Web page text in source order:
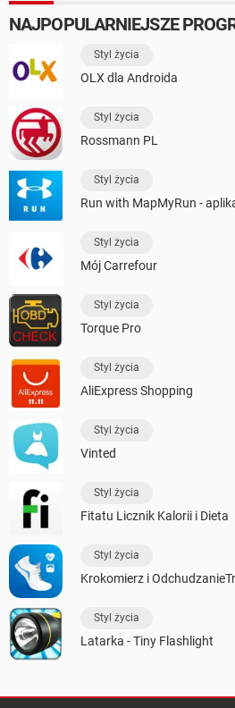
NAJPOPULARNIEJSZE
Styl życia
OLX dla Androida
Styl życia
Rossmann PL
Styl życia
Run with MapMyRun -
Styl życia
Mój Carrefour
Styl życia
Torque Pro
Styl życia
AliExpress Shopping
Styl życia
Vinted
Styl życia
Fitatu Licznik Kalorii i Dieta
Styl życia
Krokomierz i
Styl życia
Latarka - Tiny Flashlight